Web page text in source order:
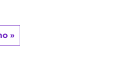
»